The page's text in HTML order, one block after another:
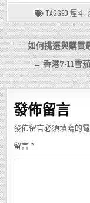
TAGGED 煙斗
文
章
導
覽
如何挑選與購買
← 香港7-11雪
發佈留言
發佈留言必須填寫的
留言 *